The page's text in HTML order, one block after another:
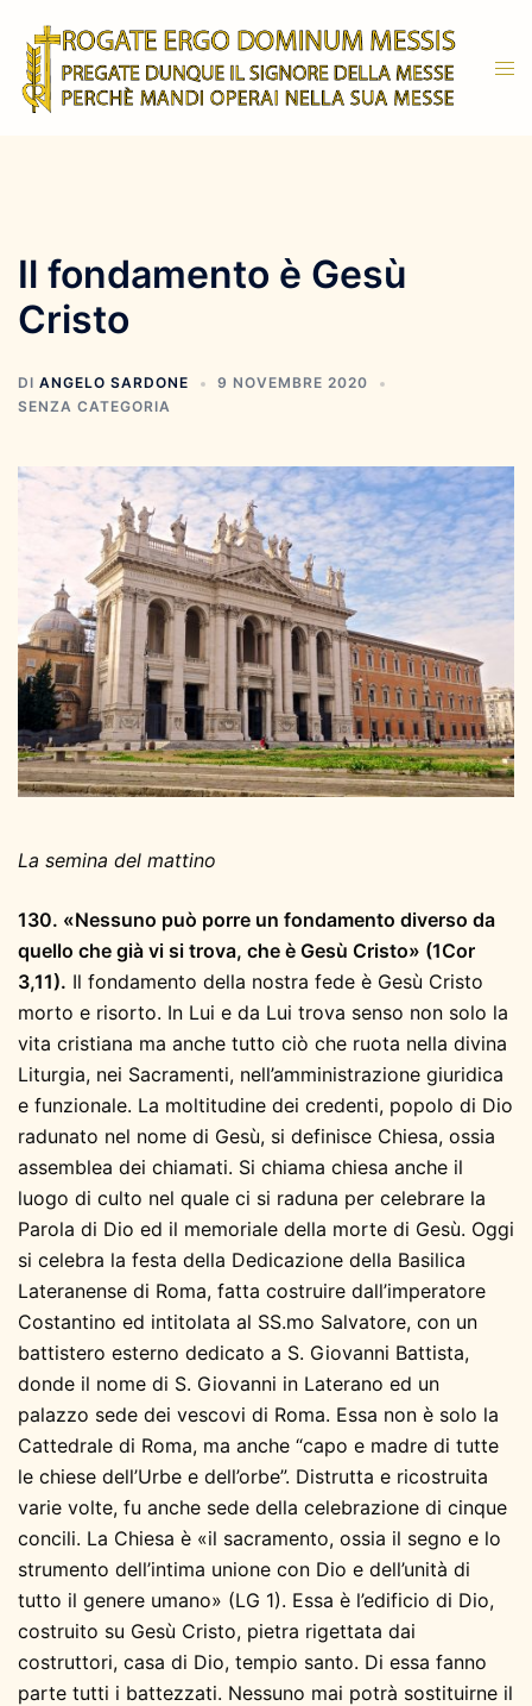
contenuto
Il fondamento è Gesù
Cristo
DI ANGELO SARDONE
9 NOVEMBRE 2020
SENZA CATEGORIA
La semina del mattino
130. «Nessuno può porre un fondamento diverso da
quello che già vi si trova, che è Gesù Cristo» (1Cor
3,11). Il fondamento della nostra fede è Gesù Cristo
morto e risorto. In Lui e da Lui trova senso non solo la
vita cristiana ma anche tutto ciò che ruota nella divina
Liturgia, nei Sacramenti, nell’amministrazione giuridica
e funzionale. La moltitudine dei credenti, popolo di Dio
radunato nel nome di Gesù, si definisce Chiesa, ossia
assemblea dei chiamati. Si chiama chiesa anche il
luogo di culto nel quale ci si raduna per celebrare la
Parola di Dio ed il memoriale della morte di Gesù. Oggi
si celebra la festa della Dedicazione della Basilica
Lateranense di Roma, fatta costruire dall’imperatore
Costantino ed intitolata al SS.mo Salvatore, con un
battistero esterno dedicato a S. Giovanni Battista,
donde il nome di S. Giovanni in Laterano ed un
palazzo sede dei vescovi di Roma. Essa non è solo la
Cattedrale di Roma, ma anche “capo e madre di tutte
le chiese dell’Urbe e dell’orbe”. Distrutta e ricostruita
varie volte, fu anche sede della celebrazione di cinque
concili. La Chiesa è «il sacramento, ossia il segno e lo
strumento dell’intima unione con Dio e dell’unità di
tutto il genere umano» (LG 1). Essa è l’edificio di Dio,
costruito su Gesù Cristo, pietra rigettata dai
costruttori, casa di Dio, tempio santo. Di essa fanno
parte tutti i battezzati. Nessuno mai potrà sostituirne il